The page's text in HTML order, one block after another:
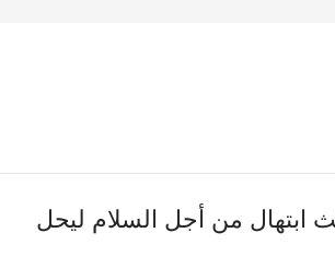
ابتهال من أجل السلام ليحل